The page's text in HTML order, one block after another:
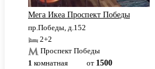
Мега Икеа Проспект Победы
пр.Победы, д.152
2+2
Проспект Победы
1 комнатная от 1500